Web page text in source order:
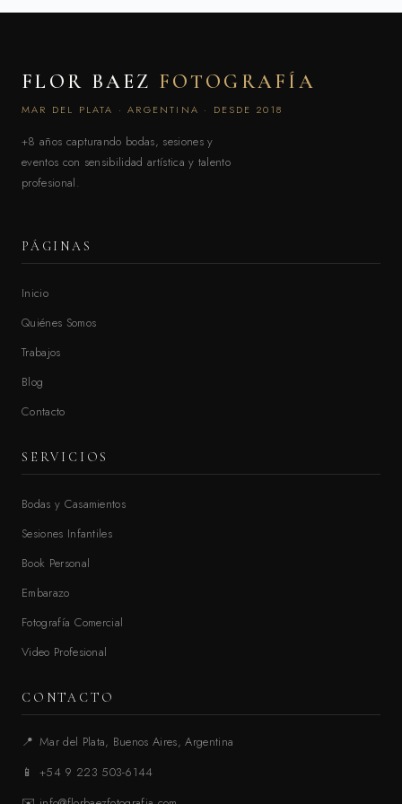
FLOR BAEZ FOTOGRAFÍA
MAR DEL PLATA · ARGENTINA · DESDE 2018
+8 años capturando bodas, sesiones y
eventos con sensibilidad artística y talento
profesional.
PÁGINAS
Inicio
Quiénes Somos
Trabajos
Blog
Contacto
SERVICIOS
Bodas y Casamientos
Sesiones Infantiles
Book Personal
Embarazo
Fotografía Comercial
Video Profesional
CONTACTO
📍 Mar del Plata, Buenos Aires, Argentina
📱
+54 9 223 503-6144